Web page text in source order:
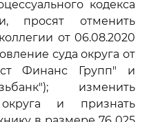
кодекса
просят отменить
от 06.08.2020
суда округа от
Финанс Групп" и
изменить
и признать